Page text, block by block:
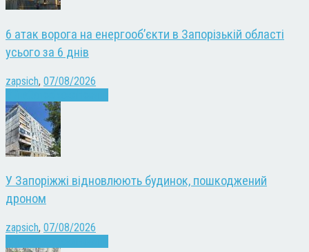
6 атак ворога на енергооб’єкти в Запорізькій області
усього за 6 днів
zapsich, 07/08/2026
У Запоріжжі відновлюють будинок, пошкоджений
дроном
zapsich, 07/08/2026